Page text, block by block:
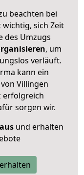
beachten bei
wichtig, sich Zeit
des Umzugs
, um
verläuft.
kann ein
Villingen
erfolgreich
sorgen wir.
und erhalten